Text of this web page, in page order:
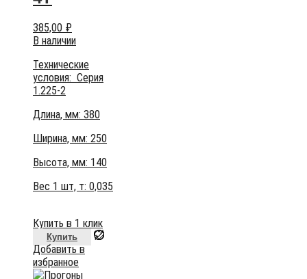
385,00 ₽
В наличии
Технические
условия: Серия
1.225-2
Длина, мм: 380
Ширина, мм: 250
Высота, мм: 140
Вес 1 шт, т: 0,035
Купить в 1 клик
Купить
Добавить в
избранное